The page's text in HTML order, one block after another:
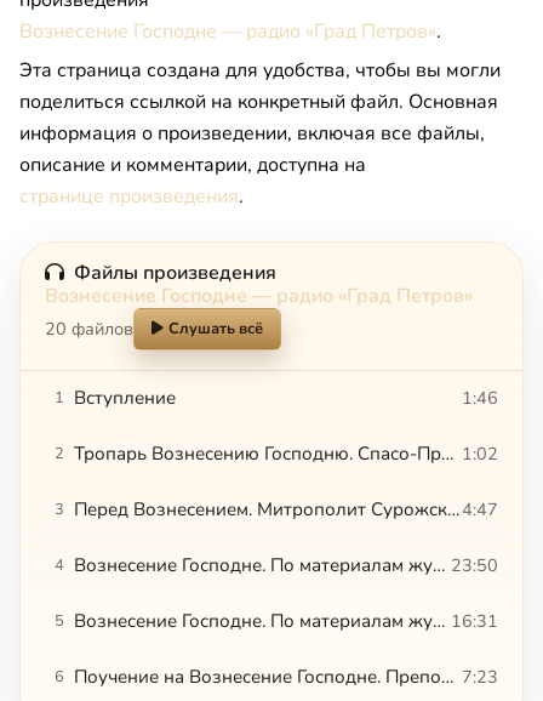
Вознесение Господне — радио «Град Петров».
Эта страница создана для удобства, чтобы вы могли
поделиться ссылкой на конкретный файл. Основная
информация о произведении, включая все файлы,
описание и комментарии, доступна на
странице произведения.
Файлы произведения
Вознесение Господне — радио «Град Петров»
20 файлов Слушать всё
1 Вступление 1:46
2 Тропарь Вознесению Господню. Спасо-Преображенский собор СПб 1:02
3 Перед Вознесением. Митрополит Сурожский Антоний. Митрополит Сурожский Антоний4:47
4 Вознесение Господне. По материалам журнала «Вечное» часть 1 23:50
5 Вознесение Господне. По материалам журнала «Вечное» часть 2 16:31
6 Поучение на Вознесение Господне. Преподобный Феодор Студит 7:23